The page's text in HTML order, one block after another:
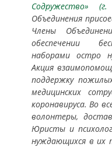
Содружество» (г.
Объединения
Члены
обеспечении
наборами остро
Акция
поддержку
медицинских
коронавируса. Во
волонтеры,
Юристы и
нуждающихся в их